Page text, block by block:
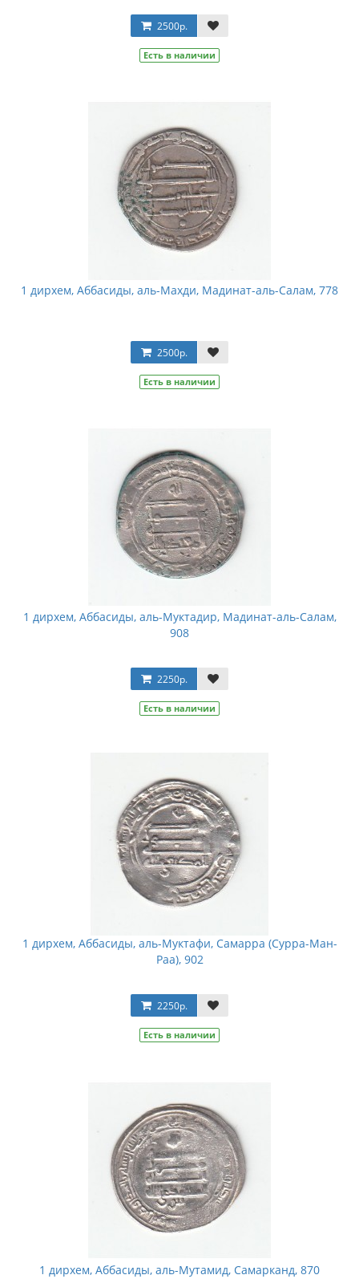
2500р.
Есть в наличии
1 дирхем, Аббасиды, аль-Махди, Мадинат-аль-Салам, 778
2500р.
Есть в наличии
1 дирхем, Аббасиды, аль-Муктадир, Мадинат-аль-Салам,
908
2250р.
Есть в наличии
1 дирхем, Аббасиды, аль-Муктафи, Самарра (Сурра-Ман-
Раа), 902
2250р.
Есть в наличии
1 дирхем, Аббасиды, аль-Мутамид, Самарканд, 870